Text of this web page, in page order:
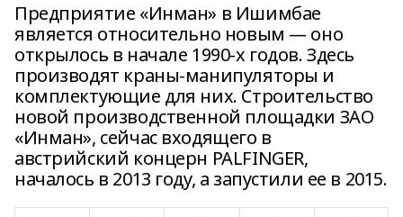
Предприятие «Инман» в Ишимбае
является относительно новым — оно
открылось в начале 1990-х годов. Здесь
производят краны-манипуляторы и
комплектующие для них. Строительство
новой производственной площадки ЗАО
«Инман», сейчас входящего в
австрийский концерн PALFINGER,
началось в 2013 году, а запустили ее в 2015.